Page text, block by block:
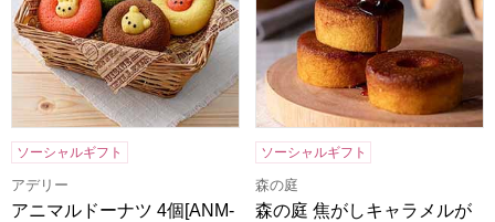
ソーシャルギフト
アデリー
アニマルドーナツ 4個[ANM-
ソーシャルギフト
森の庭
森の庭 焦がしキャラメルが